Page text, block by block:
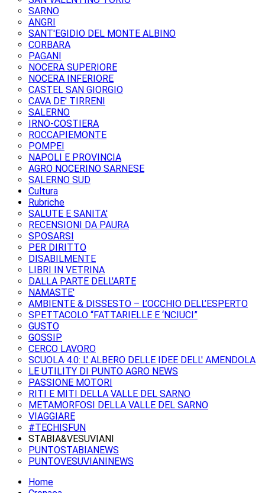
SARNO
ANGRI
SANT'EGIDIO DEL MONTE ALBINO
CORBARA
PAGANI
NOCERA SUPERIORE
NOCERA INFERIORE
CASTEL SAN GIORGIO
CAVA DE' TIRRENI
SALERNO
IRNO-COSTIERA
ROCCAPIEMONTE
POMPEI
NAPOLI E PROVINCIA
AGRO NOCERINO SARNESE
SALERNO SUD
Cultura
Rubriche
SALUTE E SANITA'
RECENSIONI DA PAURA
SPOSARSI
PER DIRITTO
DISABILMENTE
LIBRI IN VETRINA
DALLA PARTE DELL'ARTE
NAMASTE'
AMBIENTE & DISSESTO – L’OCCHIO DELL’ESPERTO
SPETTACOLO “FATTARIELLE E ‘NCIUCI”
GUSTO
GOSSIP
CERCO LAVORO
SCUOLA 4.0: L' ALBERO DELLE IDEE DELL' AMENDOLA
LE UTILITY DI PUNTO AGRO NEWS
PASSIONE MOTORI
RITI E MITI DELLA VALLE DEL SARNO
METAMORFOSI DELLA VALLE DEL SARNO
VIAGGIARE
#TECHISFUN
STABIA&VESUVIANI
PUNTOSTABIANEWS
PUNTOVESUVIANINEWS
Home